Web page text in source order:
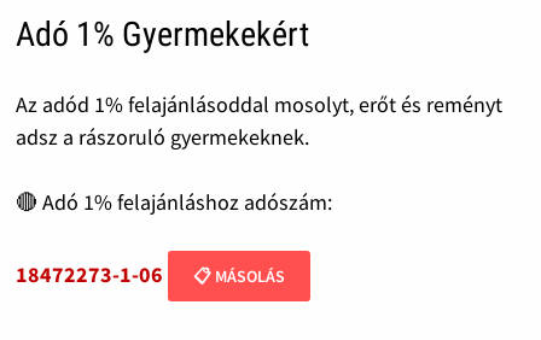
Adó 1% Gyermekekért
Az adód 1% felajánlásoddal mosolyt, erőt és reményt
adsz a rászoruló gyermekeknek.
🔴 Adó 1% felajánláshoz adószám:
18472273-1-06 📋 MÁSOLÁS